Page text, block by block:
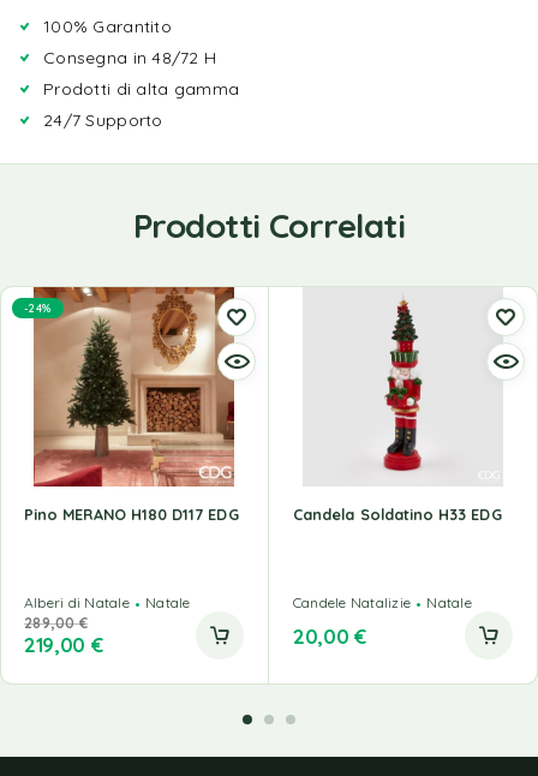
100% Garantito
Consegna in 48/72 H
Prodotti di alta gamma
24/7 Supporto
Prodotti Correlati
-24%
Pino MERANO H180 D117 EDG
Alberi di Natale
Natale
289,00€
219,00 €
Candela Soldatino H33 EDG
Candele Natalizie Natale
20,00 €